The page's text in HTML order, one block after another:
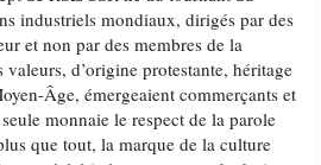
industriels mondiaux, dirigés par des
et non par des membres de la
d’origine protestante, héritage
Âge, émergeaient commerçants et
monnaie le respect de la parole
que tout, la marque de la culture